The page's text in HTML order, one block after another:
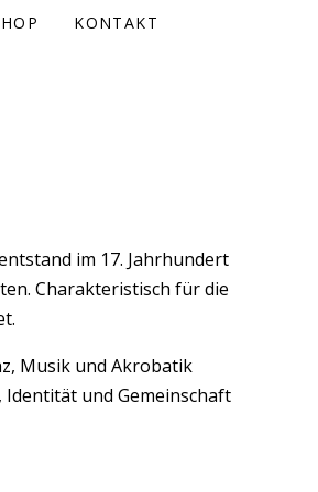
KONTAKT
im 17. Jahrhundert
Charakteristisch für die
Musik und Akrobatik
und Gemeinschaft